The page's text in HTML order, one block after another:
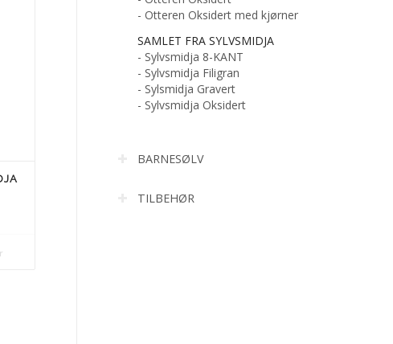
- Otteren Oksidert med kjørner
SAMLET FRA SYLVSMIDJA
- Sylvsmidja 8-KANT
- Sylvsmidja Filigran
- Sylsmidja Gravert
- Sylvsmidja Oksidert
BARNESØLV
TILBEHØR